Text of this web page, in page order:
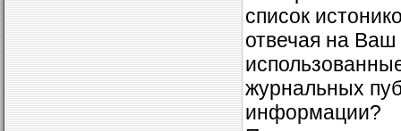
список
отвечая на
журнальных
информации?